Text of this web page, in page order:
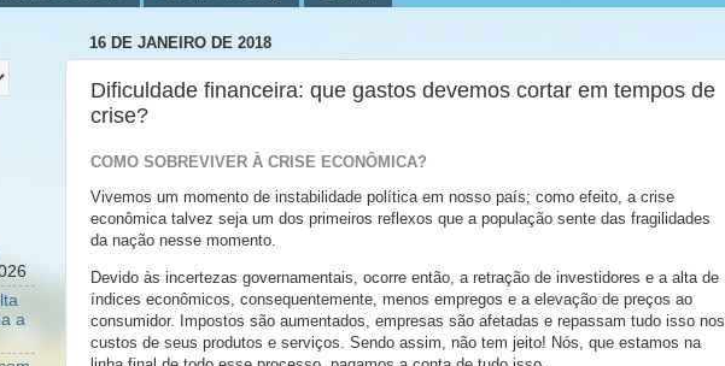
16 DE JANEIRO DE 2018
Dificuldade financeira: que gastos devemos cortar em tempos de
crise?
COMO SOBREVIVER À CRISE ECONÔMICA?
Vivemos um momento de instabilidade política em nosso país; como efeito, a crise
econômica talvez seja um dos primeiros reflexos que a população sente das fragilidades
da nação nesse momento.
Devido às incertezas governamentais, ocorre então, a retração de investidores e a alta de
índices econômicos, consequentemente, menos empregos e a elevação de preços ao
consumidor. Impostos são aumentados, empresas são afetadas e repassam tudo isso nos
custos de seus produtos e serviços. Sendo assim, não tem jeito! Nós, que estamos na
a